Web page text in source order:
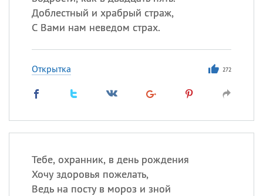
Доблестный и храбрый страж,
С Вами нам неведом страх.
Открытка 272
Тебе, охранник, в день рождения
Хочу здоровья пожелать,
Ведь на посту в мороз и зной